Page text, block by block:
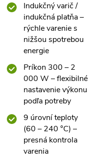
Indukčný varič /
indukčná platňa –
rýchle varenie s
nižšou spotrebou
energie
Príkon 300 – 2
000 W – flexibilné
nastavenie výkonu
podľa potreby
9 úrovní teploty
(60 – 240 °C) –
presná kontrola
varenia